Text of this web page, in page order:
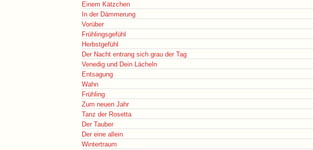
Einem Kätzchen
In der Dämmerung
Vorüber
Frühlingsgefühl
Herbstgefühl
Der Nacht entrang sich grau der Tag
Venedig und Dein Lächeln
Entsagung
Wahn
Frühling
Zum neuen Jahr
Tanz der Rosetta
Der Tauber
Der eine allein
Wintertraum